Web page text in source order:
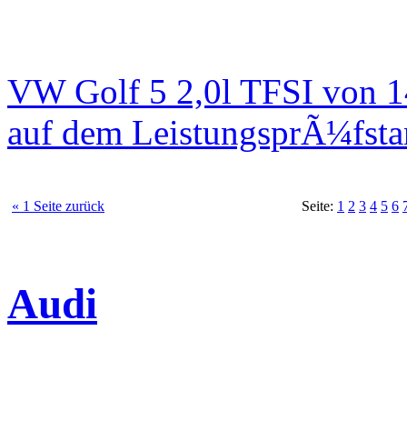
VW Golf 5 2,0l TFSI von
auf dem
« 1 Seite zurück Seite: 1 2 3 4 5 6
Audi